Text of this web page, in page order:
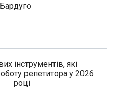
інструментів, які
репетитора у 2026
році